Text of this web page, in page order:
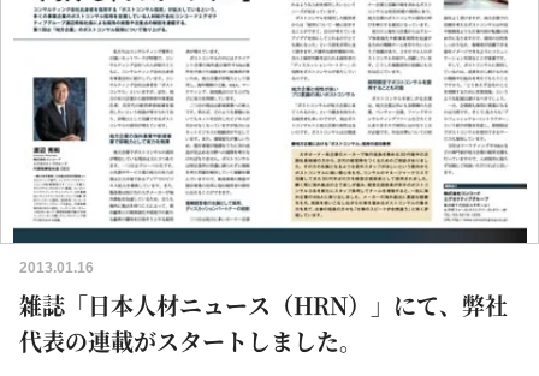
2013.01.16
雑誌「日本人材ニュース（HRN）」にて、弊社
代表の連載がスタートしました。